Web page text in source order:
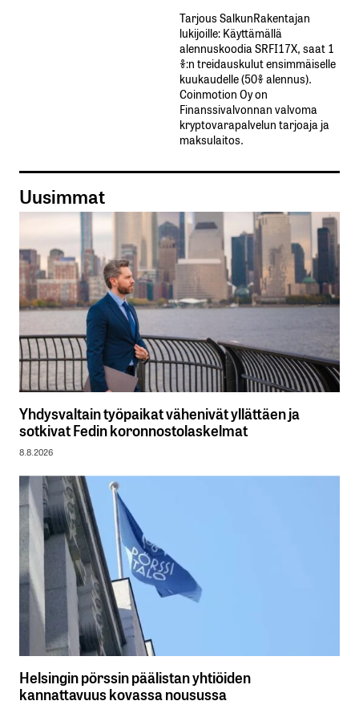
Tarjous SalkunRakentajan
lukijoille: Käyttämällä​ ​
alennuskoodia​ ​SRFI17X,​ ​saat​ ​1
%:n treidauskulut​ ​ensimmäiselle​ ​
kuukaudelle​ ​(50%​ ​alennus).
Coinmotion Oy on
Finanssivalvonnan valvoma
kryptovarapalvelun tarjoaja ja
maksulaitos.
Uusimmat
Yhdysvaltain työpaikat vähenivät yllättäen ja
sotkivat Fedin koronnostolaskelmat
8.8.2026
Helsingin pörssin päälistan yhtiöiden
kannattavuus kovassa nousussa